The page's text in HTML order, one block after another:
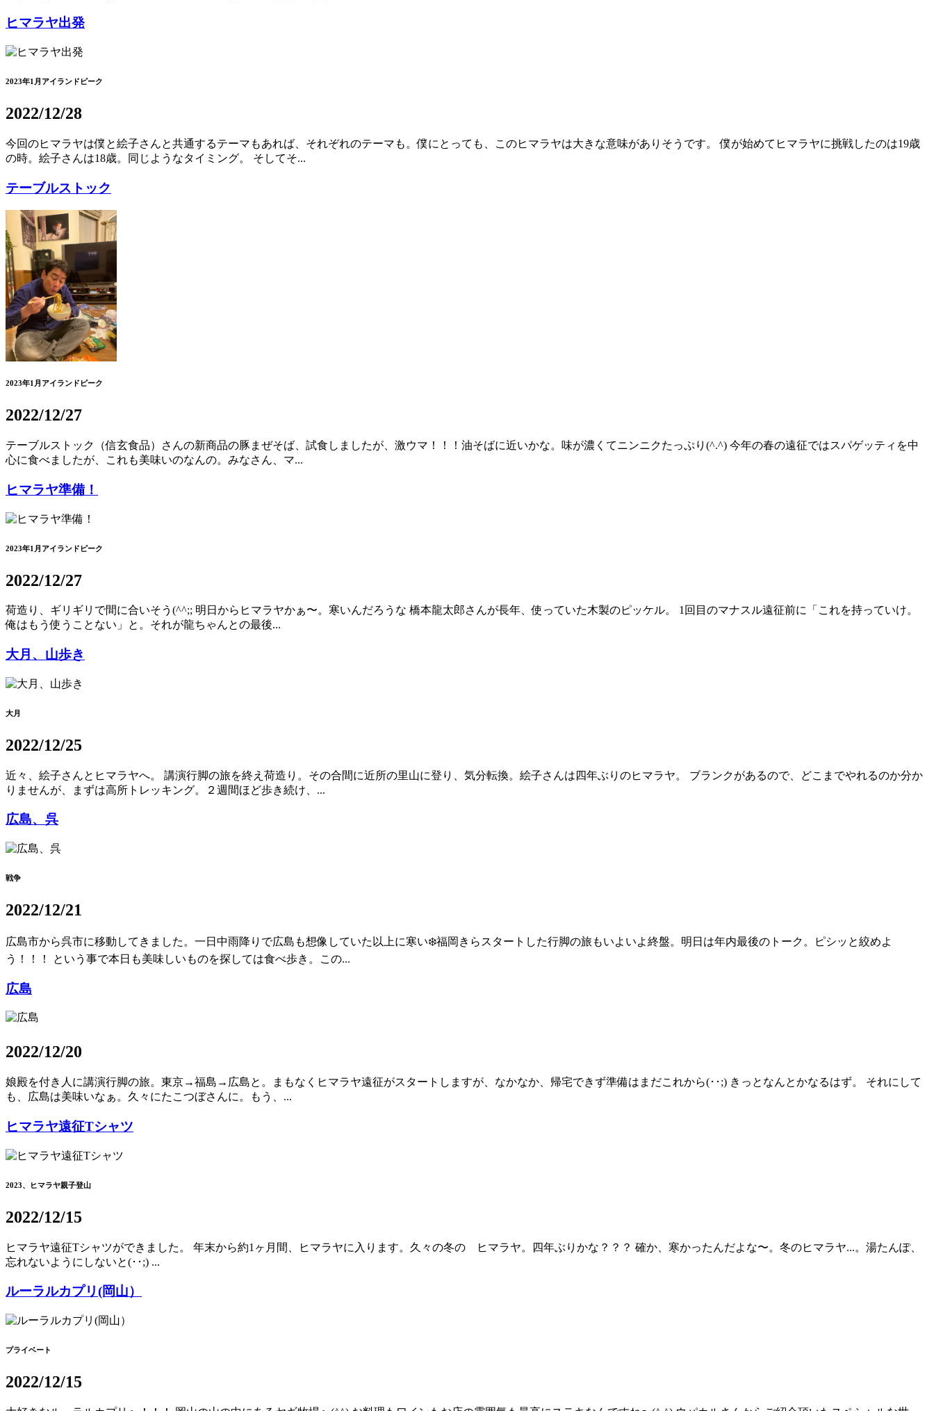
ヒマラヤ出発
2023年1月アイランドピーク
2022/12/28
今回のヒマラヤは僕と絵子さんと共通するテーマもあれば、それぞれのテーマも。僕にとっても、このヒマラヤは大きな意味がありそうです。 僕が始めてヒマラヤに挑戦したのは19歳
の時。絵子さんは18歳。同じようなタイミング。 そしてそ...
テーブルストック
2023年1月アイランドピーク
2022/12/27
テーブルストック（信玄食品）さんの新商品の豚まぜそば、試食しましたが、激ウマ！！！油そばに近いかな。味が濃くてニンニクたっぷり(^.^) 今年の春の遠征ではスパゲッティを中
心に食べましたが、これも美味いのなんの。みなさん、マ...
ヒマラヤ準備！
2023年1月アイランドピーク
2022/12/27
荷造り、ギリギリで間に合いそう(^^;; 明日からヒマラヤかぁ〜。寒いんだろうな 橋本龍太郎さんが長年、使っていた木製のピッケル。 1回目のマナスル遠征前に「これを持っていけ。
俺はもう使うことない」と。それが龍ちゃんとの最後...
大月、山歩き
大月
2022/12/25
近々、絵子さんとヒマラヤへ。 講演行脚の旅を終え荷造り。その合間に近所の里山に登り、気分転換。絵子さんは四年ぶりのヒマラヤ。 ブランクがあるので、どこまでやれるのか分か
りませんが、まずは高所トレッキング。２週間ほど歩き続け、...
広島、呉
戦争
2022/12/21
広島市から呉市に移動してきました。一日中雨降りで広島も想像していた以上に寒い❄️福岡きらスタートした行脚の旅もいよいよ終盤。明日は年内最後のトーク。ピシッと絞めよ
う！！！ という事で本日も美味しいものを探しては食べ歩き。この...
広島
2022/12/20
娘殿を付き人に講演行脚の旅。東京→福島→広島と。まもなくヒマラヤ遠征がスタートしますが、なかなか、帰宅できず準備はまだこれから(･･;) きっとなんとかなるはず。 それにして
も、広島は美味いなぁ。久々にたこつぼさんに。もう、...
ヒマラヤ遠征Tシャツ
2023、ヒマラヤ親子登山
2022/12/15
ヒマラヤ遠征Tシャツができました。 年末から約1ヶ月間、ヒマラヤに入ります。久々の冬の ヒマラヤ。四年ぶりかな？？？ 確か、寒かったんだよな〜。冬のヒマラヤ...。湯たんぽ、
忘れないようにしないと(･･;) ...
ルーラルカプリ(岡山）
プライベート
2022/12/15